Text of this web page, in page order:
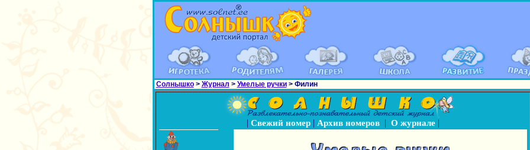
Солнышко> Журнал > Умелые ручки> Филин
| Свежий номер| Архив номеров| О журнале|